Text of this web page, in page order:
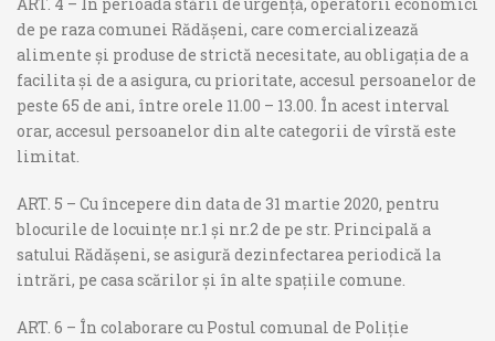
ART. 4 – În perioada stării de urgență, operatorii economici
de pe raza comunei Rădășeni, care comercializează
alimente și produse de strictă necesitate, au obligația de a
facilita și de a asigura, cu prioritate, accesul persoanelor de
peste 65 de ani, între orele 11.00 – 13.00. În acest interval
orar, accesul persoanelor din alte categorii de vîrstă este
limitat.
ART. 5 – Cu începere din data de 31 martie 2020, pentru
blocurile de locuințe nr.1 și nr.2 de pe str. Principală a
satului Rădășeni, se asigură dezinfectarea periodică la
intrări, pe casa scărilor și în alte spațiile comune.
ART. 6 – În colaborare cu Postul comunal de Poliție